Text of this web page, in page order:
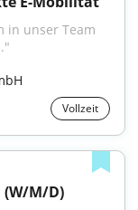
in unser Team
Vollzeit
M/D)